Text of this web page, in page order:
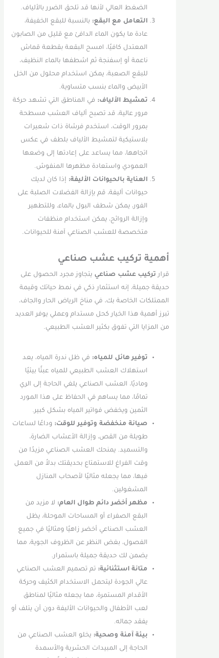
الضغط العالي لأنها قد تلحق الضرر بالألياف.
التعامل مع البقع:بالنسبة للبقع الخفيفة،
عادة ما يكون الماء الدافئ مع قليل من الصابون
المعتدل كافيًا، امسح البقعة بقطعة قماش
ناعمة أو إسفنجة ثم اشطفها بالماء النظيف،
للبقع الصعبة، يمكن استخدام محلول من الخل
الأبيض والماء بنسب متساوية.
تمشيط الألياف:في المناطق التي تشهد حركة
مرور عالية، قد تصبح ألياف العشب مسطحة
بمرور الوقت، استخدم فرشاة ذات شعيرات
بلاستيكية لتمشيط الألياف بلطف في عكس
اتجاهها، مما يساعد على إعادتها إلى وضعها
العمودي واستعادة مظهرها المنفوش.
العناية بالحيوانات الأليفة:إذا كان لديك
حيوانات أليفة، قم بإزالة الفضلات الصلبة على
الفور، يمكن شطف البول بالماء، وللتطهير
وإزالة الروائح، يمكن استخدام منظفات
متخصصة للعشب الصناعي آمنة للحيوانات.
أهمية تركيب عشب صناعي
تركيب عشب صناعييتجاوز مجرد الحصول على
حديقة جميلة، إنه استثمار ذكي في نمط حياتك وقيمة
الممتلكات الخاصة بك، في مناخ الرياض الحار والجاف،
تبرز أهمية هذا الخيار كحل مستدام وعملي يوفر العديد
من المزايا التي تفوق بكثير العشب الطبيعي.
توفير هائل للمياه:في ظل ندرة المياه، يعد
استهلاك العشب الطبيعي للمياه عبئًا بيئيًا
وماديًا، العشب الصناعي يلغي الحاجة إلى الري
تمامًا، مما يساهم في الحفاظ على هذا المورد
الثمين ويخفض فواتير المياه بشكل كبير.
صيانة منخفضة وتوفير للوقت:وداعًا لساعات
طويلة من القص، وإزالة الأعشاب الضارة،
والتسميد. يمنحك العشب الصناعي مزيدًا من
وقت الفراغ للاستمتاع بحديقتك بدلاً من العمل
فيها، مما يجعله مثاليًا لأصحاب المنازل
المشغولين.
مظهر أخضر دائم طوال العام:لا مزيد من
البقع الصفراء أو المساحات الموحلة، يظل
العشب الصناعي أخضر زاهيًا ومثاليًا في جميع
الفصول، بغض النظر عن الظروف الجوية، مما
يضمن لك حديقة جميلة باستمرار.
متانة استثنائية:تم تصميم العشب الصناعي
عالي الجودة ليتحمل الاستخدام الكثيف وحركة
الأقدام المستمرة، مما يجعله مثاليًا لمناطق
لعب الأطفال والحيوانات الأليفة دون أن يتلف أو
يفقد جماله.
بيئة آمنة وصحية:يخلو العشب الصناعي من
الحاجة إلى المبيدات الحشرية والأسمدة